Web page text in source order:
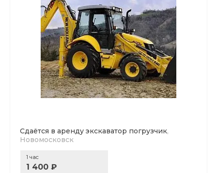
Сдаётся в аренду экскаватор погрузчик,
Новомосковск
1 час
1 400 ₽